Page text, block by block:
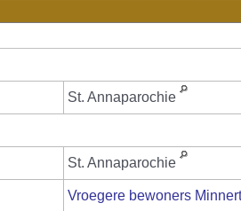
St. Annaparochie
St. Annaparochie
Vroegere bewoners